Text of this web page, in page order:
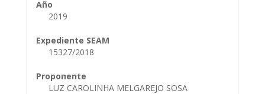
Año
2019
Expediente SEAM
15327/2018
Proponente
LUZ CAROLINHA MELGAREJO SOSA